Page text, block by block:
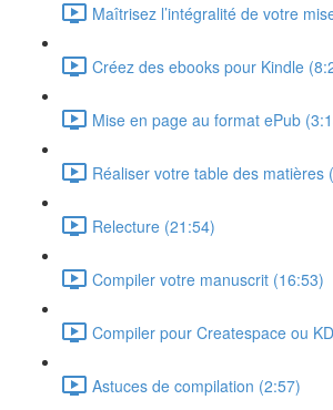
Maîtrisez l’intégralité de votre
Créez des ebooks pour Kindle
Mise en page au format ePub
Réaliser votre table des matières
Relecture (21:54)
Compiler votre manuscrit (16:53)
Compiler pour Createspace ou
Astuces de compilation (2:57)